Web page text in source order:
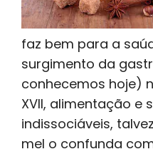
faz bem para a
surgimento da
conhecemos hoje)
XVII, alimentação e
indissociáveis,
mel o confunda